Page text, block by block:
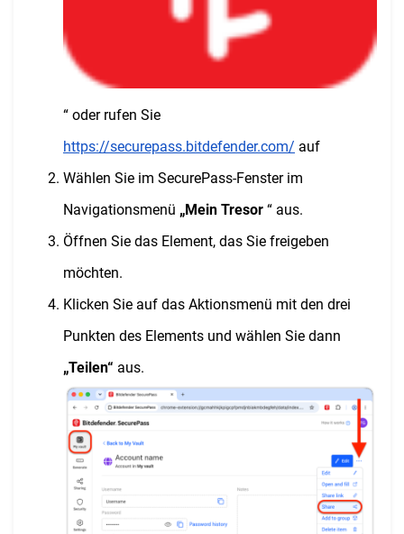
“ oder rufen Sie
https://securepass.bitdefender.com/ auf
Wählen Sie im SecurePass-Fenster im
Navigationsmenü „Mein Tresor “ aus.
Öffnen Sie das Element, das Sie freigeben
möchten.
Klicken Sie auf das Aktionsmenü mit den drei
Punkten des Elements und wählen Sie dann
„Teilen“ aus.